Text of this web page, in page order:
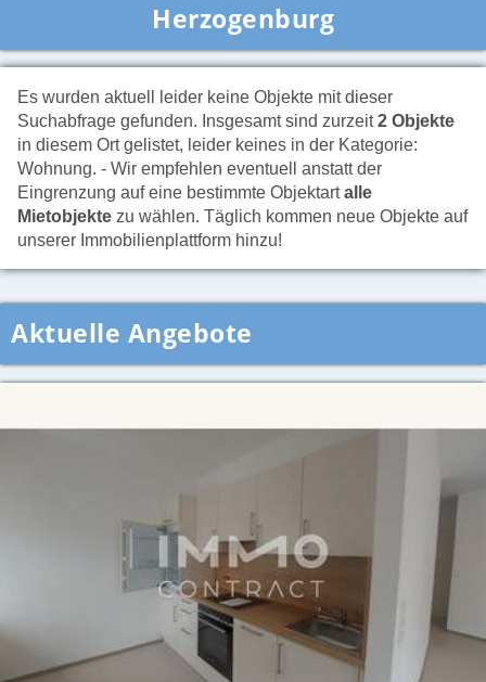
Herzogenburg
Es wurden aktuell leider keine Objekte mit dieser
Suchabfrage gefunden. Insgesamt sind zurzeit2 Objekte
in diesem Ort gelistet, leider keines in der Kategorie:
Wohnung. - Wir empfehlen eventuell anstatt der
Eingrenzung auf eine bestimmte Objektartalle
Mietobjekte zu wählen. Täglich kommen neue Objekte auf
unserer Immobilienplattform hinzu!
Aktuelle Angebote